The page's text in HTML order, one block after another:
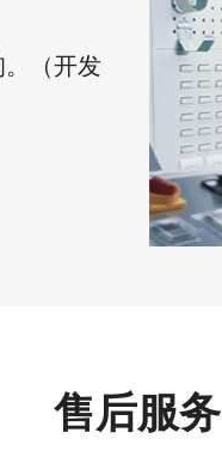
（开发
售后服务